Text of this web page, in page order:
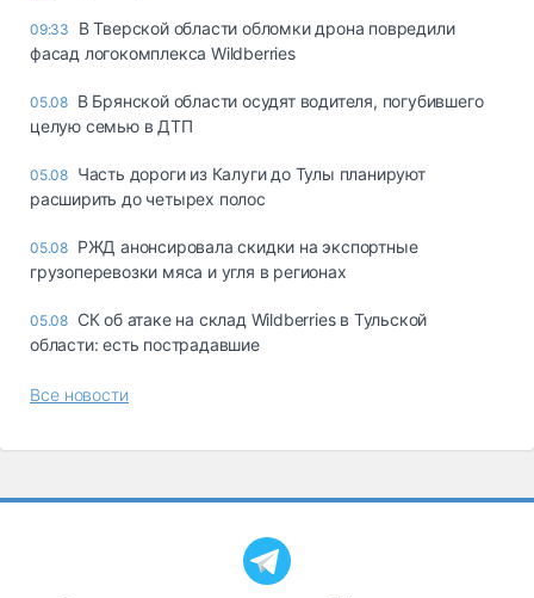
09:33
В Тверской области обломки дрона повредили
фасад логокомплекса Wildberries
05.08 В Брянской области осудят водителя, погубившего
целую семью в ДТП
05.08 Часть дороги из Калуги до Тулы планируют
расширить до четырех полос
05.08 РЖД анонсировала скидки на экспортные
грузоперевозки мяса и угля в регионах
05.08 СК об атаке на склад Wildberries в Тульской
области: есть пострадавшие
Все новости